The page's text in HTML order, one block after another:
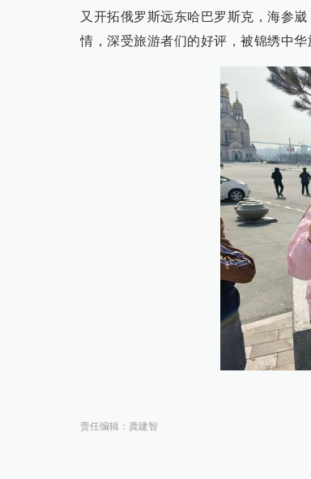
又开拓俄罗斯远东哈巴罗斯克，海参
情，深受旅游者们的好评，被锦绣中华
责任编辑：龚建智